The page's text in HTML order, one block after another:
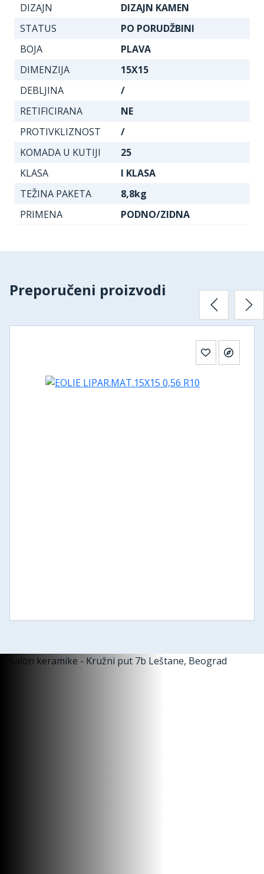
DIZAJN
DIZAJN KAMEN
STATUS
PO PORUDŽBINI
BOJA
PLAVA
DIMENZIJA
15X15
DEBLJINA
/
RETIFICIRANA
NE
PROTIVKLIZNOST
/
KOMADA U KUTIJI
25
KLASA
I KLASA
TEŽINA PAKETA
8,8kg
PRIMENA
PODNO/ZIDNA
Preporučeni proizvodi